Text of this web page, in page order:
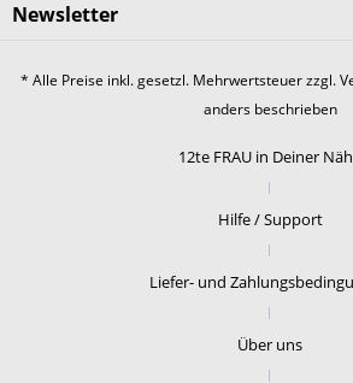
Newsletter
* Alle Preise inkl. gesetzl. Mehrwertsteuer zzgl.
anders beschrieben
12te FRAU in Deiner
Hilfe / Support
Liefer- und
Über uns